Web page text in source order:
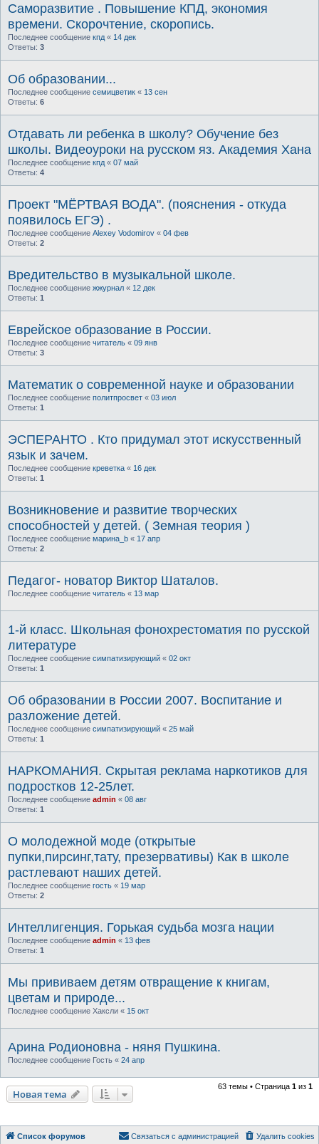
Саморазвитие . Повышение КПД, экономия
времени. Скорочтение, скоропись.
Последнее сообщение кпд « 14 дек
Ответы: 3
Об образовании...
Последнее сообщение семицветик « 13 сен
Ответы: 6
Отдавать ли ребенка в школу? Обучение без
школы. Видеоуроки на русском яз. Академия Хана
Последнее сообщение кпд « 07 май
Ответы: 4
Проект "МЁРТВАЯ ВОДА". (пояснения - откуда
появилось ЕГЭ) .
Последнее сообщение Alexey Vodomirov « 04 фев
Ответы: 2
Вредительство в музыкальной школе.
Последнее сообщение жжурнал « 12 дек
Ответы: 1
Еврейское образование в России.
Последнее сообщение читатель « 09 янв
Ответы: 3
Математик о современной науке и образовании
Последнее сообщение политпросвет « 03 июл
Ответы: 1
ЭСПЕРАНТО . Кто придумал этот искусственный
язык и зачем.
Последнее сообщение креветка « 16 дек
Ответы: 1
Возникновение и развитие творческих
способностей у детей. ( Земная теория )
Последнее сообщение марина_b « 17 апр
Ответы: 2
Педагог- новатор Виктор Шаталов.
Последнее сообщение читатель « 13 мар
1-й класс. Школьная фонохрестоматия по русской
литературе
Последнее сообщение симпатизирующий « 02 окт
Ответы: 1
Об образовании в России 2007. Воспитание и
разложение детей.
Последнее сообщение симпатизирующий « 25 май
Ответы: 1
НАРКОМАНИЯ. Скрытая реклама наркотиков для
подростков 12-25лет.
Последнее сообщение admin « 08 авг
Ответы: 1
О молодежной моде (открытые
пупки,пирсинг,тату, презервативы) Как в школе
растлевают наших детей.
Последнее сообщение гость « 19 мар
Ответы: 2
Интеллигенция. Горькая судьба мозга нации
Последнее сообщение admin « 13 фев
Ответы: 1
Мы прививаем детям отвращение к книгам,
цветам и природе...
Последнее сообщение Хаксли « 15 окт
Арина Родионовна - няня Пушкина.
Последнее сообщение Гость « 24 апр
Новая тема
63 темы • Страница 1 из 1
Список форумов Удалить cookies
Связаться с администрацией